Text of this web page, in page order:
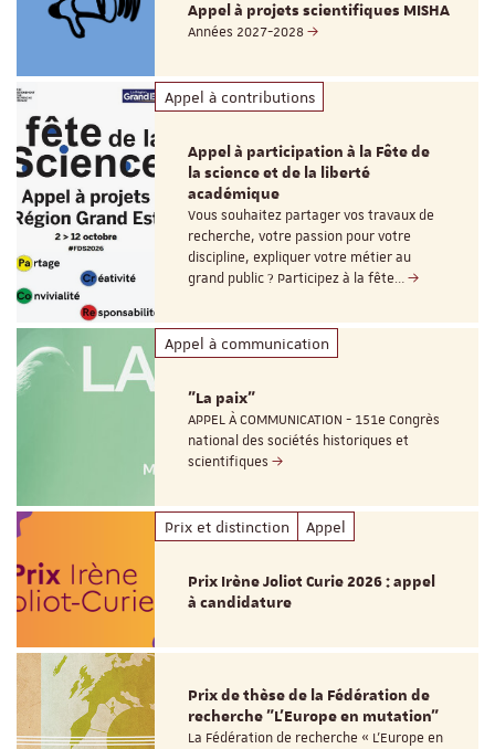
Appel à projets scientifiques MISHA
Années 2027-2028
Appel à contributions
Appel à participation à la Fête de
la science et de la liberté
académique
Vous souhaitez partager vos travaux de
recherche, votre passion pour votre
discipline, expliquer votre métier au
grand public ? Participez à la fête…
Appel à communication
"La paix"
APPEL À COMMUNICATION - 151e Congrès
national des sociétés historiques et
scientifiques
Prix et distinction Appel
Prix Irène Joliot Curie 2026 : appel
à candidature
Prix de thèse de la Fédération de
recherche "L’Europe en mutation"
La Fédération de recherche « L’Europe en